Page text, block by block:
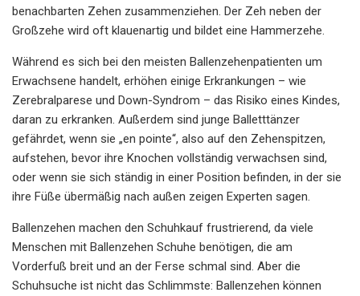
benachbarten Zehen zusammenziehen. Der Zeh neben der
Großzehe wird oft klauenartig und bildet eine Hammerzehe.
Während es sich bei den meisten Ballenzehenpatienten um
Erwachsene handelt, erhöhen einige Erkrankungen – wie
Zerebralparese und Down-Syndrom – das Risiko eines Kindes,
daran zu erkranken. Außerdem sind junge Balletttänzer
gefährdet, wenn sie „en pointe“, also auf den Zehenspitzen,
aufstehen, bevor ihre Knochen vollständig verwachsen sind,
oder wenn sie sich ständig in einer Position befinden, in der sie
ihre Füße übermäßig nach außen zeigen Experten sagen.
Ballenzehen machen den Schuhkauf frustrierend, da viele
Menschen mit Ballenzehen Schuhe benötigen, die am
Vorderfuß breit und an der Ferse schmal sind. Aber die
Schuhsuche ist nicht das Schlimmste: Ballenzehen können